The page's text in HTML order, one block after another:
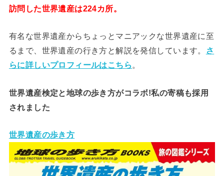
訪問した世界遺産は224カ所。
有名な世界遺産からちょっとマニアックな世界遺産に至
るまで、世界遺産の行き方と解説を発信しています。
さ
らに詳しいプロフィールはこちら 。
世界遺産検定と地球の歩き方がコラボ!私の寄稿も採用
されました
世界遺産の歩き方